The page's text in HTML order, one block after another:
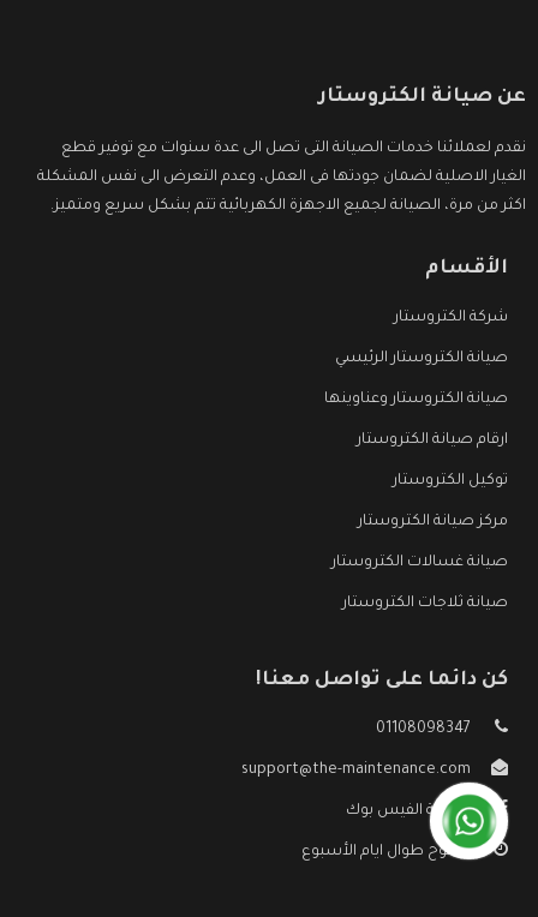
عن صيانة الكتروستار
نقدم لعملائنا خدمات الصيانة التى تصل الى عدة سنوات مع توفير قطع
الغيار الاصلية لضمان جودتها فى العمل، وعدم التعرض الى نفس المشكلة
اكثر من مرة، الصيانة لجميع الاجهزة الكهربائية تتم بشكل سريع ومتميز.
الأقسام
شركة الكتروستار
صيانة الكتروستار الرئيسي
صيانة الكتروستار وعناوينها
ارقام صيانة الكتروستار
توكيل الكتروستار
مركز صيانة الكتروستار
صيانة غسالات الكتروستار
صيانة ثلاجات الكتروستار
كن دائما على تواصل معنا!
01108098347
support@the-maintenance.com
صفحة الفيس بوك
مفتوح طوال ايام الأسبوع